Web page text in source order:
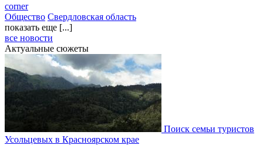
corner
Общество Свердловская область
показать еще [...]
все новости
Актуальные сюжеты
Поиск семьи туристов
Усольцевых в Красноярском крае